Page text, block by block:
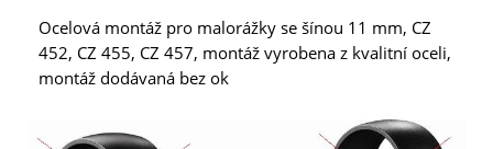
Ocelová montáž pro malorážky se šínou 11 mm, CZ
452, CZ 455, CZ 457, montáž vyrobena z kvalitní oceli,
montáž dodávaná bez ok